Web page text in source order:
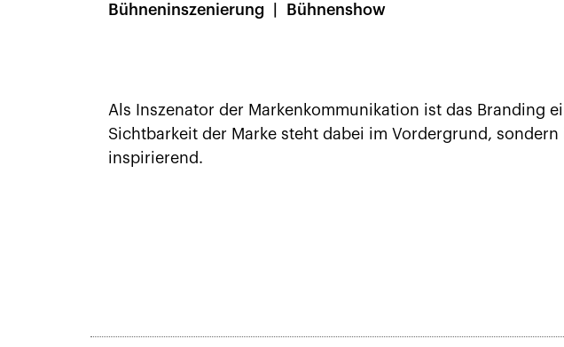
Bühneninszenierung
Bühnenshow
Als Inszenator der Markenkommunikation ist das Branding
Sichtbarkeit der Marke steht dabei im Vordergrund,
inspirierend.